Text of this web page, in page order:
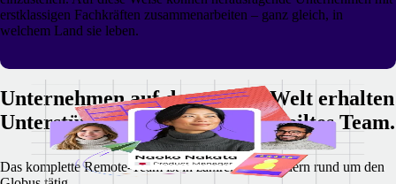
erstklassigen Fachkräften zusammenarbeiten – ganz gleich, in
welchem Land sie leben.
Unternehmen auf der ganzen Welt erhalten
Unterstützung durch unser verteiltes Team.
Das komplette Remote-Team ist in zahlreichen Ländern rund um den